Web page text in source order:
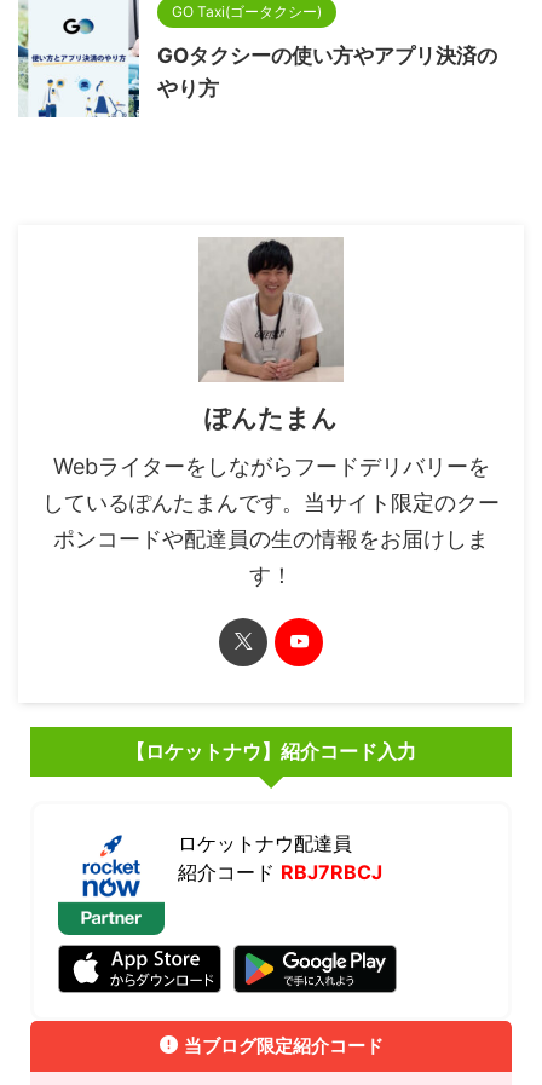
GO Taxi(ゴータクシー)
GOタクシーの使い方やアプリ決済の
やり方
ぽんたまん
Webライターをしながらフードデリバリーを
しているぽんたまんです。当サイト限定のクー
ポンコードや配達員の生の情報をお届けしま
す！
【ロケットナウ】紹介コード入力
ロケットナウ配達員
紹介コード RBJ7RBCJ
当ブログ限定紹介コード